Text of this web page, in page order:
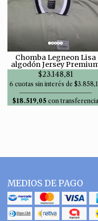
Chomba Legneon Lisa
algodón Jersey
$23.148,81
6 cuotas sin interés de
$18.519,05 con transferencia
MEDIOS DE PAGO